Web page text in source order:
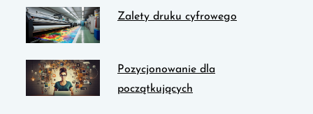
Zalety druku cyfrowego
Pozycjonowanie dla
początkujących